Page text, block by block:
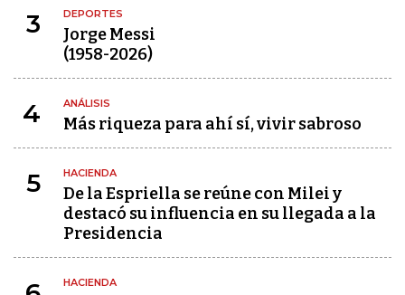
3 DEPORTES
Jorge Messi
(1958-2026)
4 ANÁLISIS
Más riqueza para ahí sí, vivir sabroso
5 HACIENDA
De la Espriella se reúne con Milei y
destacó su influencia en su llegada a la
Presidencia
HACIENDA